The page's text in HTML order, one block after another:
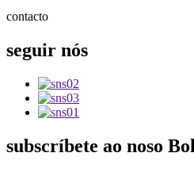
contacto
seguir nós
subscríbete ao noso